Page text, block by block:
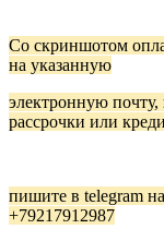
Со скриншотом
на указанную
электронную
рассрочки или
пишите в telegram
+79217912987